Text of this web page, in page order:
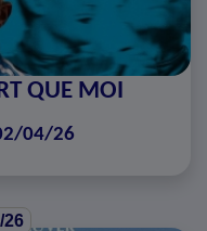
QUE MOI
04/26
26